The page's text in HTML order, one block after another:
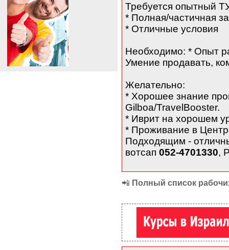
Требуется опытный
* Полная/частичная
* Отличные условия
Необходимо: * Опыт
Умение продавать,
Желательно:
* Хорошее знание
Gilboa/TravelBooster.
* Иврит на хорошем
* Проживание в
Подходящим -
вотсап 052-4701330,
📲 Полный список